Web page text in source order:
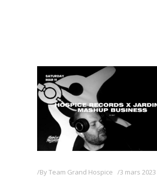
ByTeam Grand Hospice 3 mars 2023